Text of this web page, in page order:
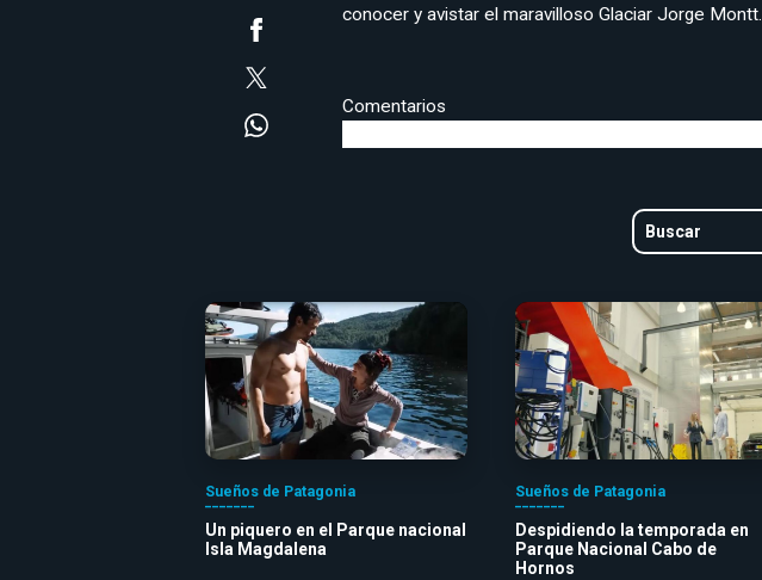
conocer y avistar el maravilloso Glaciar Jorge Montt.
Comentarios
Sueños de Patagonia
Un piquero en el Parque nacional
Isla Magdalena
Sueños de Patagonia
Despidiendo la temporada en
Parque Nacional Cabo de
Hornos